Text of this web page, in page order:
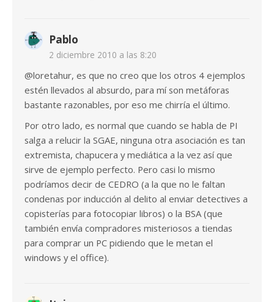
Pablo
2 diciembre 2010 a las 8:20
@loretahur, es que no creo que los otros 4 ejemplos
estén llevados al absurdo, para mí son metáforas
bastante razonables, por eso me chirría el último.
Por otro lado, es normal que cuando se habla de PI
salga a relucir la SGAE, ninguna otra asociación es tan
extremista, chapucera y mediática a la vez así que
sirve de ejemplo perfecto. Pero casi lo mismo
podríamos decir de CEDRO (a la que no le faltan
condenas por inducción al delito al enviar detectives a
copisterías para fotocopiar libros) o la BSA (que
también envía compradores misteriosos a tiendas
para comprar un PC pidiendo que le metan el
windows y el office).